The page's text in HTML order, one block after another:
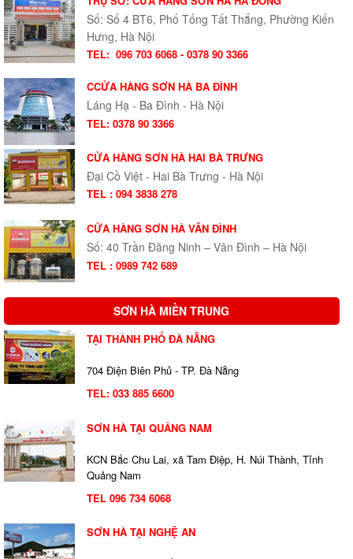
Số: Số 4 BT6, Phố Tống Tất Thắng, Phường Kiến
Hưng, Hà Nội
TEL: 096 703 6068 - 0378 90 3366
CCỬA HÀNG SƠN HÀ BA ĐÌNH
Láng Hạ - Ba Đình - Hà Nội
TEL: 0378 90 3366
CỬA HÀNG SƠN HÀ HAI BÀ TRƯNG
Đại Cồ Việt - Hai Bà Trưng - Hà Nội
TEL : 094 3838 278
CỬA HÀNG SƠN HÀ VÂN ĐÌNH
Số: 40 Trần Đăng Ninh – Vân Đình – Hà Nội
TEL : 0989 742 689
SƠN HÀ MIỀN TRUNG
TẠI THÀNH PHỐ ĐÀ NẴNG
704 Điện Biên Phủ - TP. Đà Nẵng
TEL: 033 885 6600
SƠN HÀ TẠI QUẢNG NAM
KCN Bắc Chu Lai, xã Tam Điệp, H. Núi Thành, Tỉnh
Quảng Nam
TEL 096 734 6068
SƠN HÀ TẠI NGHỆ AN